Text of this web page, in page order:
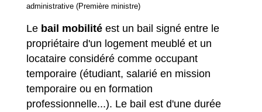
administrative (Première ministre)
Le bail mobilité est un bail signé entre le
propriétaire d'un logement meublé et un
locataire considéré comme occupant
temporaire (étudiant, salarié en mission
temporaire ou en formation
professionnelle...). Le bail est d'une durée